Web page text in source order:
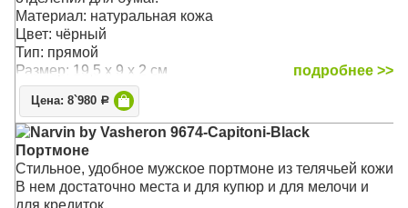
Материал: натуральная кожа
Цвет: чёрный
Тип: прямой
Размер: 19,5 х 9 х 2 см
подробнее >>
Цена: 8`980 Р
Narvin by Vasheron 9674-Capitoni-Black
Портмоне
Стильное, удобное мужское портмоне из телячьей кожи
В нем достаточно места и для купюр и для мелочи и
для кредиток.